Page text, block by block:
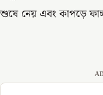
শুষে নেয় এবং কাপড়ে